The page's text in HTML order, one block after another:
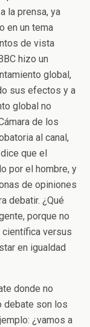
la prensa, ya
en un tema
de vista
hizo un
global,
sus efectos y a
global no
de los
al canal,
que el
por el hombre, y
de opiniones
debatir. ¿Qué
porque no
científica versus
en igualdad
donde no
debate son los
¿vamos a